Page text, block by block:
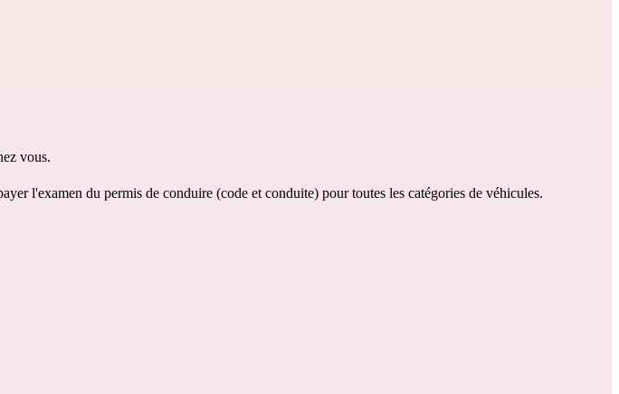
vous.
l'examen du permis de conduire (code et conduite) pour toutes les catégories de véhicules.